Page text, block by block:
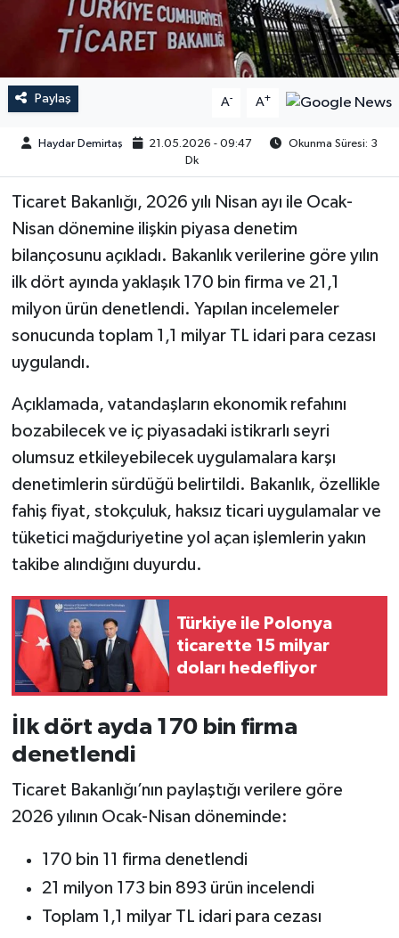
Paylaş A- A+
Haydar Demirtaş 21.05.2026 - 09:47
Okunma Süresi: 3
Dk
Ticaret Bakanlığı, 2026 yılı Nisan ayı ile Ocak-
Nisan dönemine ilişkin piyasa denetim
bilançosunu açıkladı. Bakanlık verilerine göre yılın
ilk dört ayında yaklaşık 170 bin firma ve 21,1
milyon ürün denetlendi. Yapılan incelemeler
sonucunda toplam 1,1 milyar TL idari para cezası
uygulandı.
Açıklamada, vatandaşların ekonomik refahını
bozabilecek ve iç piyasadaki istikrarlı seyri
olumsuz etkileyebilecek uygulamalara karşı
denetimlerin sürdüğü belirtildi. Bakanlık, özellikle
fahiş fiyat, stokçuluk, haksız ticari uygulamalar ve
tüketici mağduriyetine yol açan işlemlerin yakın
takibe alındığını duyurdu.
Türkiye ile Polonya
ticarette 15 milyar
doları hedefliyor
İlk dört ayda 170 bin firma
denetlendi
Ticaret Bakanlığı’nın paylaştığı verilere göre
2026 yılının Ocak-Nisan döneminde:
170 bin 11 firma denetlendi
21 milyon 173 bin 893 ürün incelendi
Toplam 1,1 milyar TL idari para cezası